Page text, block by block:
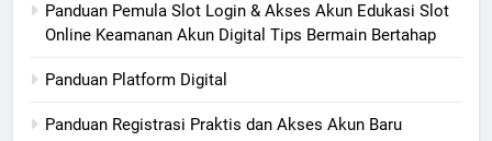
Panduan Pemula Slot Login & Akses Akun Edukasi Slot
Online Keamanan Akun Digital Tips Bermain Bertahap
Panduan Platform Digital
Panduan Registrasi Praktis dan Akses Akun Baru